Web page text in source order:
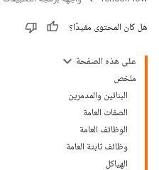
هل كان المحتوى مفيدًا؟
على هذه الصفحة
ملخص
البنائين والمدمرين
الصفات العامة
الوظائف العامة
وظائف ثابتة العامة
الهياكل